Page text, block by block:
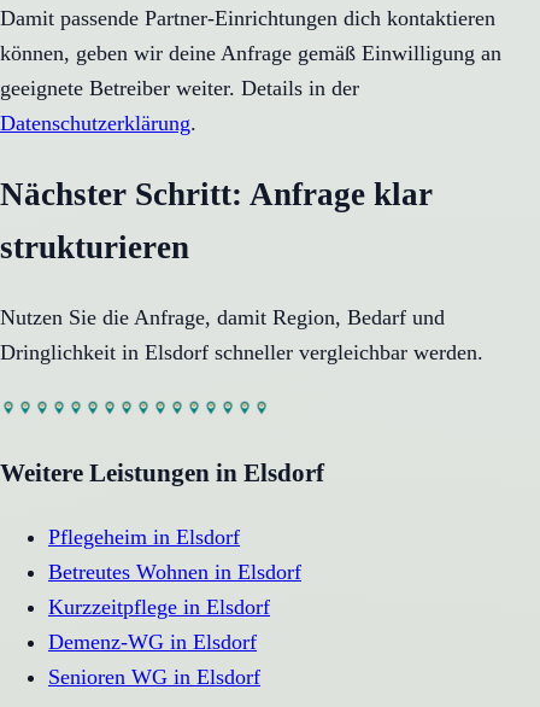
Damit passende Partner-Einrichtungen dich kontaktieren
können, geben wir deine Anfrage gemäß Einwilligung an
geeignete Betreiber weiter. Details in der
Datenschutzerklärung.
Nächster Schritt: Anfrage klar
strukturieren
Nutzen Sie die Anfrage, damit Region, Bedarf und
Dringlichkeit in Elsdorf schneller vergleichbar werden.
Weitere Leistungen in Elsdorf
Pflegeheim in Elsdorf
Betreutes Wohnen in Elsdorf
Kurzzeitpflege in Elsdorf
Demenz-WG in Elsdorf
Senioren WG in Elsdorf